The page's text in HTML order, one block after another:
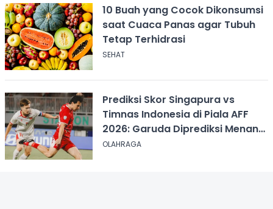
10 Buah yang Cocok Dikonsumsi
saat Cuaca Panas agar Tubuh
Tetap Terhidrasi
SEHAT
Prediksi Skor Singapura vs
Timnas Indonesia di Piala AFF
2026: Garuda Diprediksi Menang
Tipis
OLAHRAGA